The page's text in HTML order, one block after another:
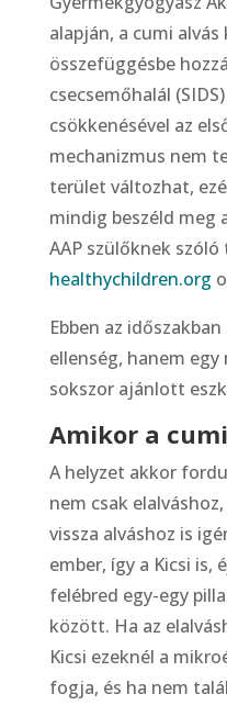
alapján, a cumi
összefüggésbe
csecsemőhalál
csökkenésével az
mechanizmus nem
terület változhat,
mindig beszéld meg
AAP szülőknek
healthychildren.org
Ebben az
ellenség, hanem
sokszor ajánlott
Amikor a
A helyzet akkor
nem csak
vissza alváshoz is
ember, így a Kicsi is,
felébred egy-egy
között. Ha az
Kicsi ezeknél a
fogja, és ha nem